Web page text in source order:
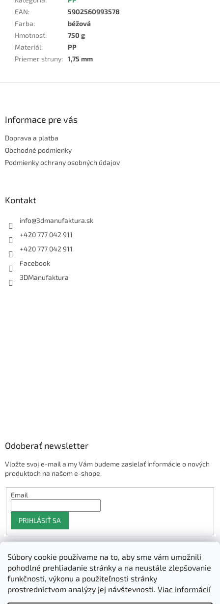
Súbory cookie používame na to, aby sme vám umožnili
pohodlné prehliadanie stránky a na neustále zlepšovanie
funkčnosti, výkonu a použiteľnosti stránky
prostredníctvom analýzy jej návštevnosti. Viac informácií
EAN:
5902560993578
Farba:
béžová
Hmotnosť:
750 g
Materiál:
PP
Priemer struny: 1,75 mm
Informace pre vás
Doprava a platba
Obchodné podmienky
Podmienky ochrany osobných údajov
Kontakt
info@3dmanufaktura.sk
+420 777 042 911
+420 777 042 911
Facebook
3DManufaktura
Odoberať newsletter
Vložte svoj e-mail a my Vám budeme zasielať informácie o nových
produktoch na našom e-shope.
Email
PRIHLÁSIŤ SA
Shoptet.sk